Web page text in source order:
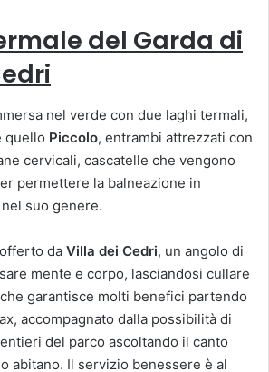
del Garda di
nel verde con due laghi termali,
quello Piccolo, entrambi attrezzati con
cervicali, cascatelle che vengono
permettere la balneazione in
nel suo genere.
da Villa dei Cedri, un angolo di
mente e corpo, lasciandosi cullare
garantisce molti benefici partendo
accompagnato dalla possibilità di
del parco ascoltando il canto
abitano. Il servizio benessere è al